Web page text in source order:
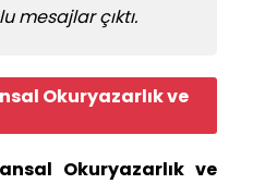
mesajlar çıktı.
Okuryazarlık ve
Okuryazarlık ve